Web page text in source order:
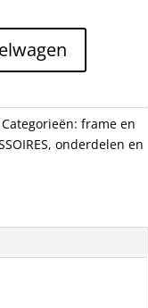
Categorieën:frame en
,onderdelen en